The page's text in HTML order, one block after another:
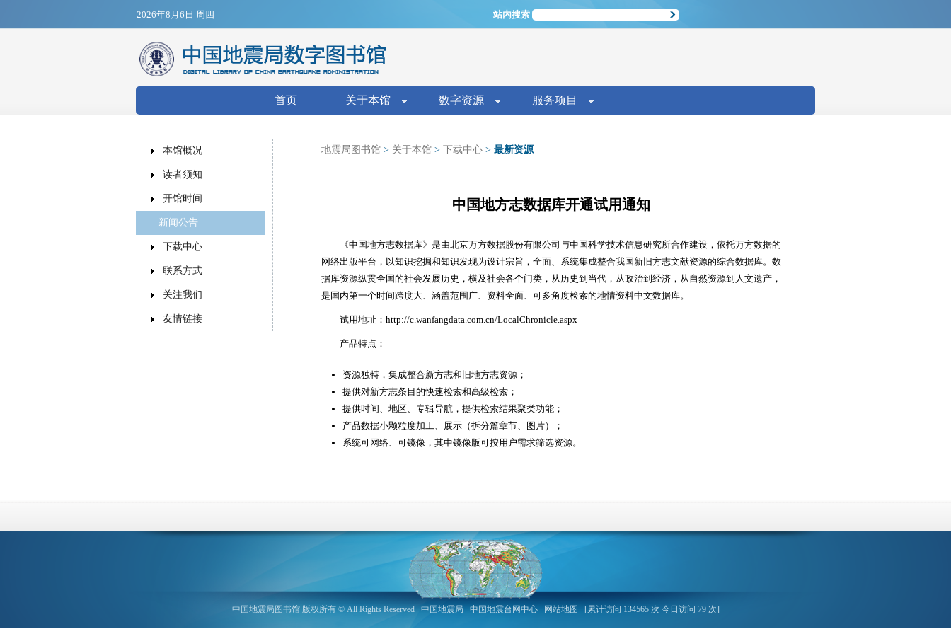
Jump to navigation
2026年8月6日 周四
搜索表单
站内搜索
首页 关于本馆 数字资源 服务项目
地震局图书馆 > 关于本馆 > 下载中心 > 最新资源
中国地方志数据库开通试用通知
《中国地方志数据库》是由北京万方数据股份有限公司与中国科学技术信息研究所合作建设，依托万方数据的
网络出版平台，以知识挖掘和知识发现为设计宗旨，全面、系统集成整合我国新旧方志文献资源的综合数据库。数
据库资源纵贯全国的社会发展历史，横及社会各个门类，从历史到当代，从政治到经济，从自然资源到人文遗产，
是国内第一个时间跨度大、涵盖范围广、资料全面、可多角度检索的地情资料中文数据库。
试用地址：http://c.wanfangdata.com.cn/LocalChronicle.aspx
产品特点：
资源独特，集成整合新方志和旧地方志资源；
提供对新方志条目的快速检索和高级检索；
提供时间、地区、专辑导航，提供检索结果聚类功能；
产品数据小颗粒度加工、展示（拆分篇章节、图片）；
系统可网络、可镜像，其中镜像版可按用户需求筛选资源。
本馆概况
读者须知
开馆时间
新闻公告
下载中心
联系方式
关注我们
友情链接
中国地震局图书馆 版权所有 © All Rights Reserved 中国地震局 中国地震台网中心 网站地图 [累计访问 134565 次 今日访问 79 次]